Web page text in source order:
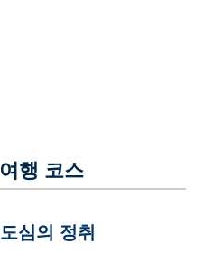
행 코스
심의 정취